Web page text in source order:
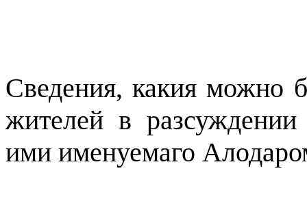
Сведения, какия можно
жителей в разсуждении
ими именуемаго